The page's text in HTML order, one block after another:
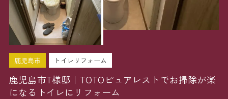
鹿児島市 トイレリフォーム
鹿児島市T様邸｜TOTOピュアレストでお掃除が楽
になるトイレにリフォーム